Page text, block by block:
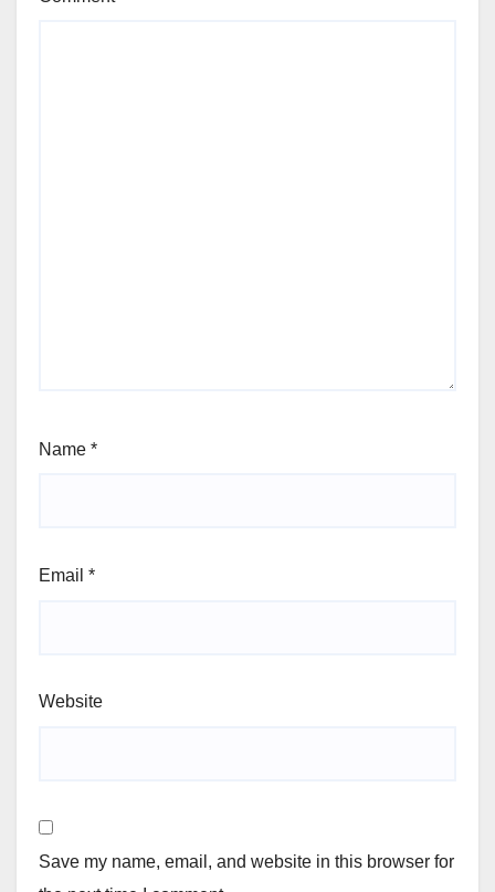
Name *
Email *
Website
Save my name, email, and website in this browser for